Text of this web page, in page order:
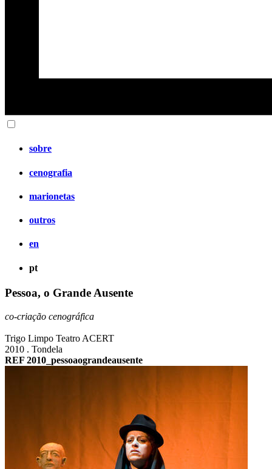
sobre
cenografia
marionetas
outros
en
pt
Pessoa, o Grande Ausente
co-criação cenográfica
Trigo Limpo Teatro ACERT
2010 . Tondela
REF 2010_pessoaograndeausente